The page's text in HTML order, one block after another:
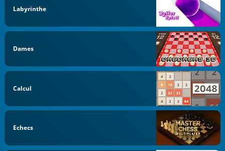
Labyrinthe
Dames
Calcul
Echecs